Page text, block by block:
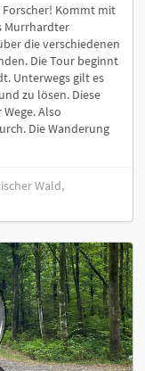
Kommt mit
Murrhardter
die verschiedenen
Die Tour beginnt
Unterwegs gilt es
zu lösen. Diese
Also
Die Wanderung
Wald,